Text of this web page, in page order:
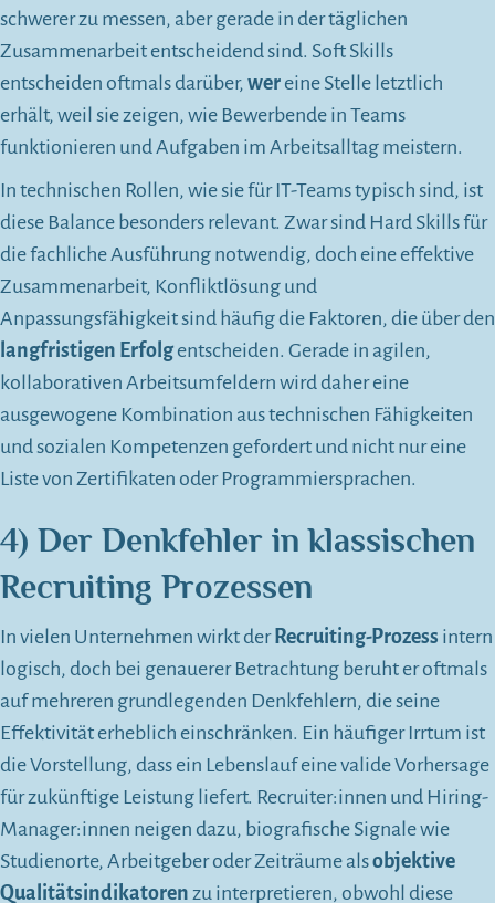
schwerer zu messen, aber gerade in der täglichen
Zusammenarbeit entscheidend sind. Soft Skills
entscheiden oftmals darüber, wer eine Stelle letztlich
erhält, weil sie zeigen, wie Bewerbende in Teams
funktionieren und Aufgaben im Arbeitsalltag meistern.
In technischen Rollen, wie sie für IT-Teams typisch sind, ist
diese Balance besonders relevant. Zwar sind Hard Skills für
die fachliche Ausführung notwendig, doch eine effektive
Zusammenarbeit, Konfliktlösung und
Anpassungsfähigkeit sind häufig die Faktoren, die über den
langfristigen Erfolgentscheiden. Gerade in agilen,
kollaborativen Arbeitsumfeldern wird daher eine
ausgewogene Kombination aus technischen Fähigkeiten
und sozialen Kompetenzen gefordert und nicht nur eine
Liste von Zertifikaten oder Programmiersprachen.
4) Der Denkfehler in klassischen
Recruiting Prozessen
In vielen Unternehmen wirkt der Recruiting-Prozess intern
logisch, doch bei genauerer Betrachtung beruht er oftmals
auf mehreren grundlegenden Denkfehlern, die seine
Effektivität erheblich einschränken. Ein häufiger Irrtum ist
die Vorstellung, dass ein Lebenslauf eine valide Vorhersage
für zukünftige Leistung liefert. Recruiter:innen und Hiring-
Manager:innen neigen dazu, biografische Signale wie
Studienorte, Arbeitgeber oder Zeiträume alsobjektive
Qualitätsindikatoren zu interpretieren, obwohl diese